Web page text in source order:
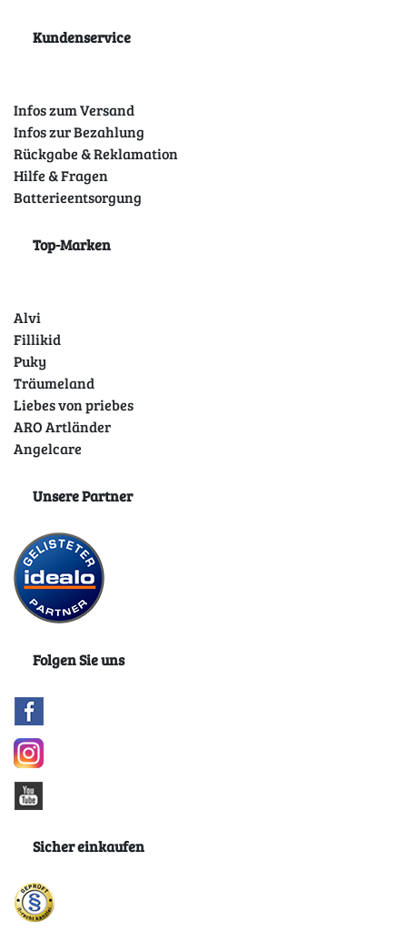
Kundenservice
Infos zum Versand
Infos zur Bezahlung
Rückgabe & Reklamation
Hilfe & Fragen
Batterieentsorgung
Top-Marken
Alvi
Fillikid
Puky
Träumeland
Liebes von priebes
ARO Artländer
Angelcare
Unsere Partner
Folgen Sie uns
Sicher einkaufen